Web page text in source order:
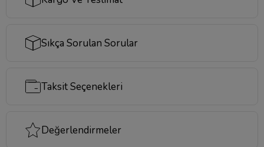
Sıkça Sorulan Sorular
Taksit Seçenekleri
Değerlendirmeler